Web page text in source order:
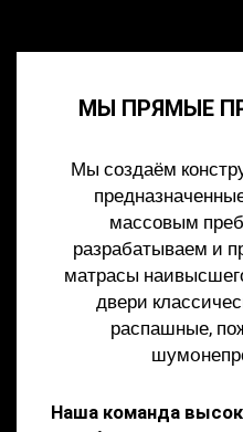
МЫ ПРЯМЫЕ
Мы создаём
массовым
разрабатываем и
матрасы
двери
распашные,
Наша команда